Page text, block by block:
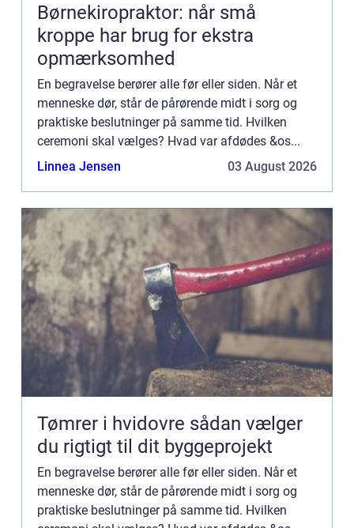
Børnekiropraktor: når små
kroppe har brug for ekstra
opmærksomhed
En begravelse berører alle før eller siden. Når et
menneske dør, står de pårørende midt i sorg og
praktiske beslutninger på samme tid. Hvilken
ceremoni skal vælges? Hvad var afdødes &os...
Linnea Jensen
03 August 2026
Tømrer i hvidovre sådan vælger
du rigtigt til dit byggeprojekt
En begravelse berører alle før eller siden. Når et
menneske dør, står de pårørende midt i sorg og
praktiske beslutninger på samme tid. Hvilken